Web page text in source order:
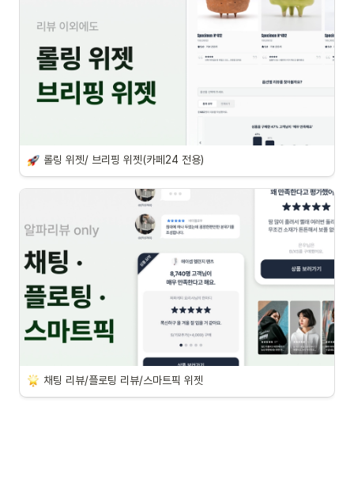
롤링 위젯/ 브리핑 위젯(카페24 전용)
채팅 리뷰/플로팅 리뷰/스마트픽 위젯